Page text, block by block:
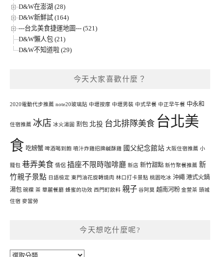
D&W在澎湖 (28)
D&W新鮮試 (164)
---台北美食捷運地圖--- (521)
D&W懶人包 (21)
D&W不知道啦 (29)
今天大家喜歡什麼？
2020電動代步推薦 note20玻璃貼 中壢按摩 中壢男裝 中式早餐 中正早午餐 中永和
住宿推薦 冰店 冰火湯圓 割包 北投 台北排隊美食 台北美
食 吃螃蟹 啤酒喝到飽 噴汁炸雞招牌鹹酥雞 國父紀念館站 大阪住宿推薦 小
籠包 巷弄美食 情侶 插座不限時咖啡廳 新店 新竹甜點 新竹聚餐推薦 新
竹親子景點 日語檢定 東門油花旋轉燒肉 林口打卡景點 桃園吃冰 沖繩 港式火鍋
湯包 碗粿 茶 華麗餐廳 蜂蜜的功效 西門町飲料 親子 谷阿莫 越南河粉 金萱茶 頭城
住宿 麥當勞
今天想吃什麼呢?
今